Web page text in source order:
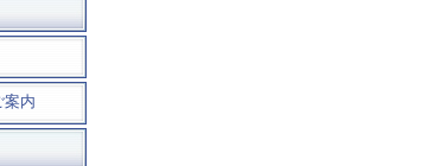
案内